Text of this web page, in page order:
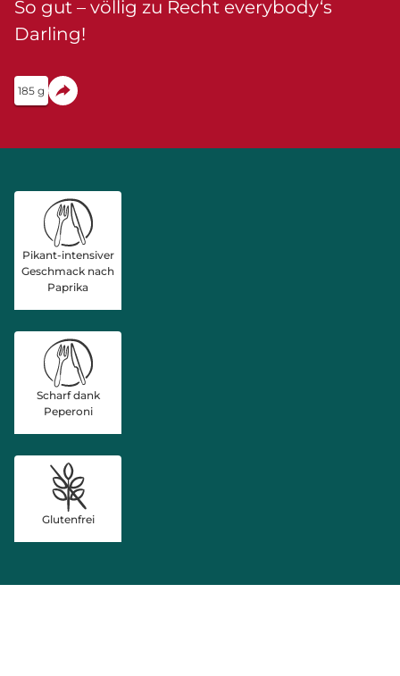
So gut – völlig zu Recht everybody‘s
Darling!
185 g
Pikant-intensiver
Geschmack nach
Paprika
Scharf dank
Peperoni
Glutenfrei